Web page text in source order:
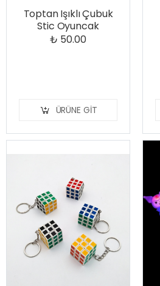
Toptan Işıklı Çubuk
Stic Oyuncak
₺ 50.00
ÜRÜNE GIT